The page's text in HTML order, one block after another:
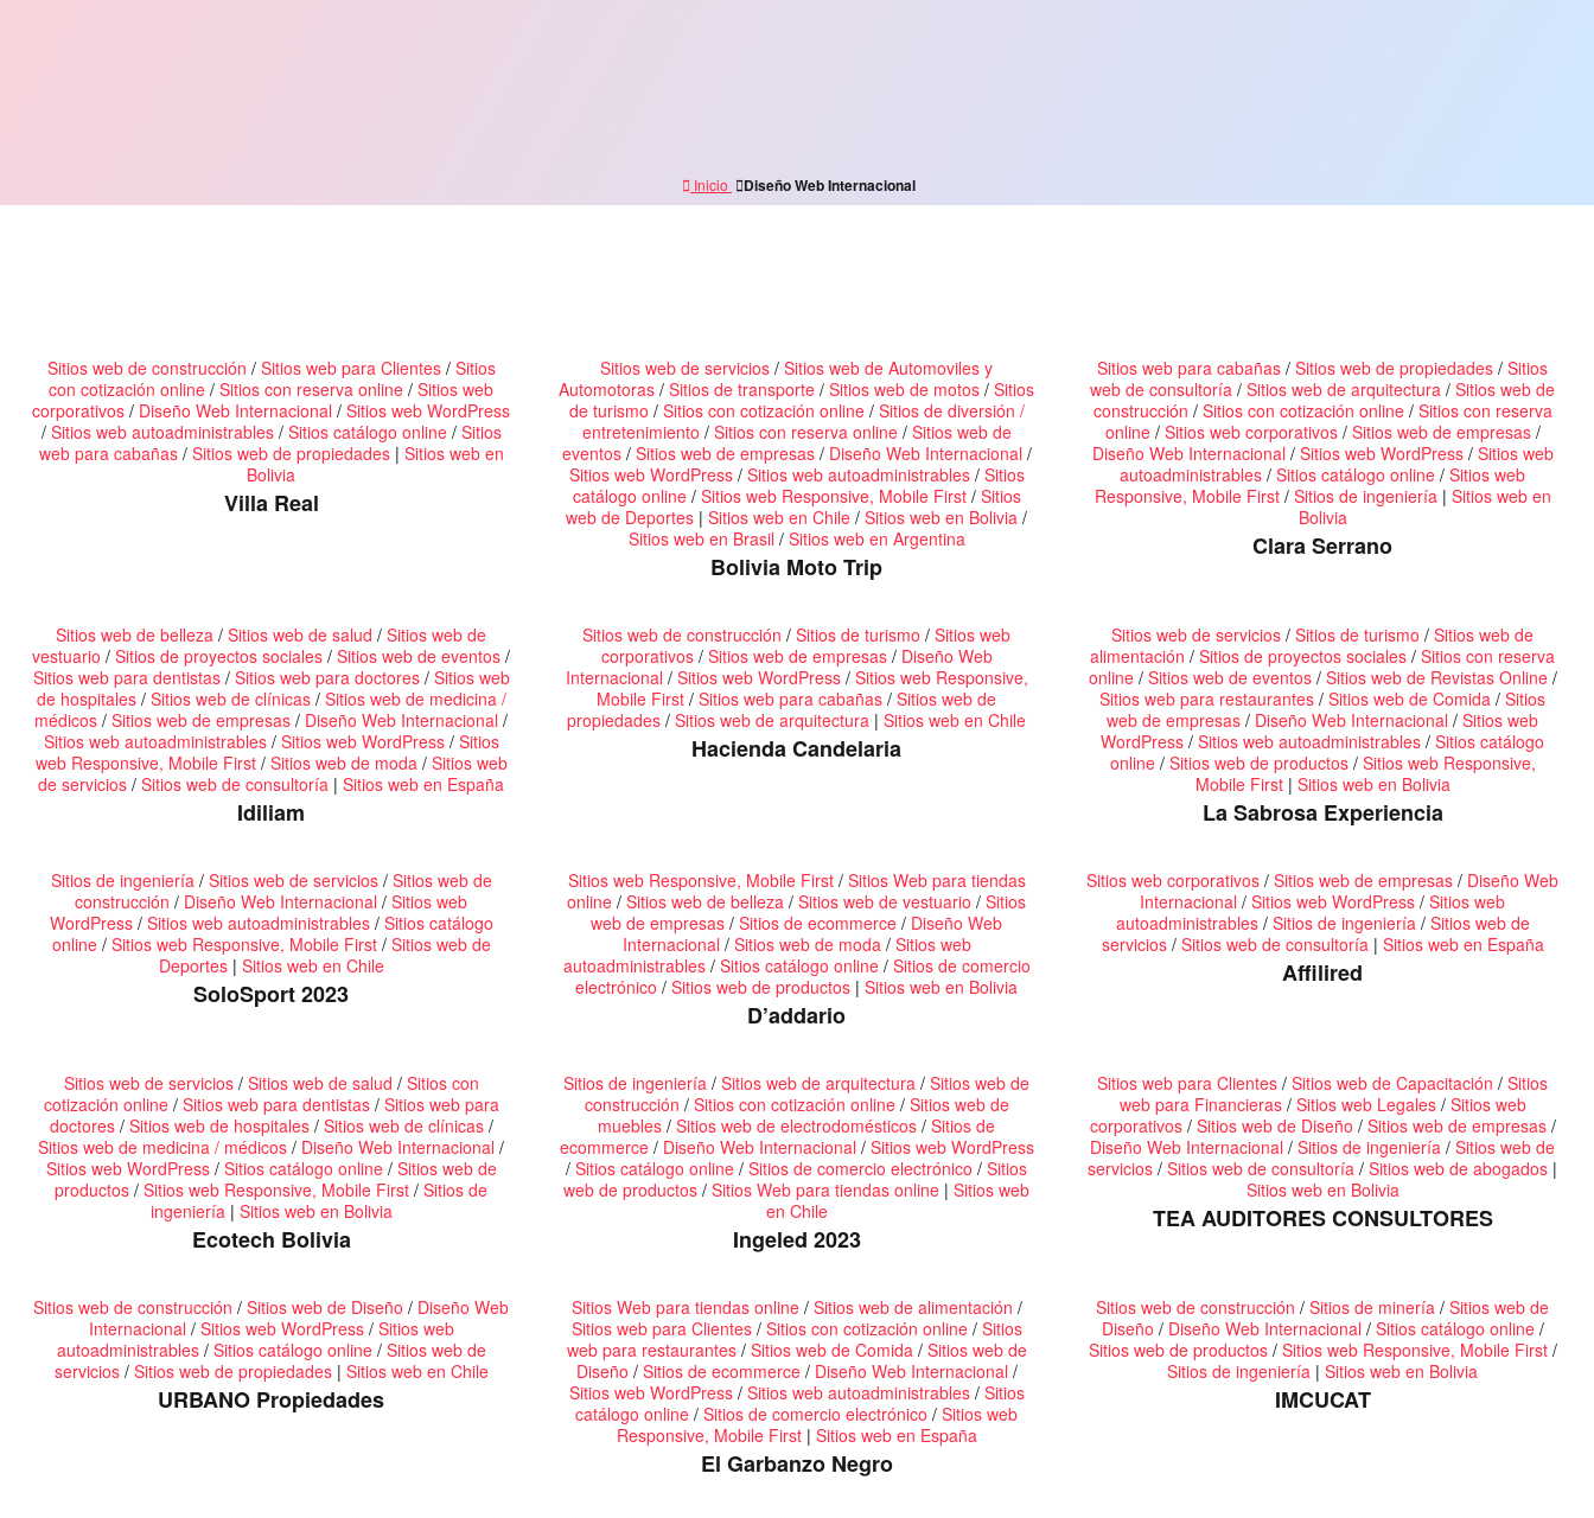
Inicio Diseño Web Internacional
Sitios web de construcción / Sitios web para Clientes/ Sitios
con cotización online /Sitios con reserva online /Sitios web
corporativos / Diseño Web Internacional /Sitios web WordPress
/ Sitios web autoadministrables/ Sitios catálogo online/ Sitios
web para cabañas/ Sitios web de propiedades| Sitios web en
Bolivia
Villa Real
Sitios web de servicios /Sitios web de Automoviles y
Automotoras /Sitios de transporte /Sitios web de motos /Sitios
de turismo / Sitios con cotización online/ Sitios de diversión /
entretenimiento / Sitios con reserva online/ Sitios web de
eventos/ Sitios web de empresas/ Diseño Web Internacional /
Sitios web WordPress/ Sitios web autoadministrables/ Sitios
catálogo online/ Sitios web Responsive, Mobile First/ Sitios
web de Deportes |Sitios web en Chile /Sitios web en Bolivia /
Sitios web en Brasil / Sitios web en Argentina
Bolivia Moto Trip
Sitios web para cabañas /Sitios web de propiedades /Sitios
web de consultoría /Sitios web de arquitectura /Sitios web de
construcción / Sitios con cotización online/ Sitios con reserva
online/ Sitios web corporativos/ Sitios web de empresas/
Diseño Web Internacional / Sitios web WordPress/ Sitios web
autoadministrables /Sitios catálogo online /Sitios web
Responsive, Mobile First/ Sitios de ingeniería| Sitios web en
Bolivia
Clara Serrano
Sitios web de belleza /Sitios web de salud /Sitios web de
vestuario /Sitios de proyectos sociales /Sitios web de eventos /
Sitios web para dentistas/ Sitios web para doctores/ Sitios web
de hospitales/ Sitios web de clínicas/ Sitios web de medicina /
médicos /Sitios web de empresas / Diseño Web Internacional /
Sitios web autoadministrables/ Sitios web WordPress/ Sitios
web Responsive, Mobile First/ Sitios web de moda/ Sitios web
de servicios /Sitios web de consultoría |Sitios web en España
Idiliam
Sitios web de construcción /Sitios de turismo /Sitios web
corporativos/ Sitios web de empresas/ Diseño Web
Internacional / Sitios web WordPress/ Sitios web Responsive,
Mobile First /Sitios web para cabañas /Sitios web de
propiedades /Sitios web de arquitectura |Sitios web en Chile
Hacienda Candelaria
Sitios web de servicios /Sitios de turismo /Sitios web de
alimentación /Sitios de proyectos sociales /Sitios con reserva
online/ Sitios web de eventos/ Sitios web de Revistas Online/
Sitios web para restaurantes /Sitios web de Comida /Sitios
web de empresas / Diseño Web Internacional /Sitios web
WordPress /Sitios web autoadministrables /Sitios catálogo
online/ Sitios web de productos/ Sitios web Responsive,
Mobile First| Sitios web en Bolivia
La Sabrosa Experiencia
Sitios de ingeniería/ Sitios web de servicios/ Sitios web de
construcción / Diseño Web Internacional /Sitios web
WordPress/ Sitios web autoadministrables/ Sitios catálogo
online/ Sitios web Responsive, Mobile First/ Sitios web de
Deportes| Sitios web en Chile
SoloSport 2023
Sitios web Responsive, Mobile First/ Sitios Web para tiendas
online /Sitios web de belleza /Sitios web de vestuario /Sitios
web de empresas /Sitios de ecommerce / Diseño Web
Internacional / Sitios web de moda/ Sitios web
autoadministrables/ Sitios catálogo online/ Sitios de comercio
electrónico /Sitios web de productos |Sitios web en Bolivia
D’addario
Sitios web corporativos /Sitios web de empresas / Diseño Web
Internacional /Sitios web WordPress /Sitios web
autoadministrables/ Sitios de ingeniería/ Sitios web de
servicios/ Sitios web de consultoría| Sitios web en España
Affilired
Sitios web de servicios/ Sitios web de salud / Sitios con
cotización online/ Sitios web para dentistas/ Sitios web para
doctores/ Sitios web de hospitales/ Sitios web de clínicas/
Sitios web de medicina / médicos / Diseño Web Internacional /
Sitios web WordPress/ Sitios catálogo online/ Sitios web de
productos /Sitios web Responsive, Mobile First /Sitios de
ingeniería| Sitios web en Bolivia
Ecotech Bolivia
Sitios de ingeniería /Sitios web de arquitectura /Sitios web de
construcción / Sitios con cotización online/ Sitios web de
muebles /Sitios web de electrodomésticos /Sitios de
ecommerce/ Diseño Web Internacional / Sitios web WordPress
/Sitios catálogo online /Sitios de comercio electrónico /Sitios
web de productos /Sitios Web para tiendas online |Sitios web
en Chile
Ingeled 2023
Sitios web para Clientes /Sitios web de Capacitación /Sitios
web para Financieras/ Sitios web Legales/ Sitios web
corporativos/ Sitios web de Diseño / Sitios web de empresas/
Diseño Web Internacional /Sitios de ingeniería /Sitios web de
servicios /Sitios web de consultoría /Sitios web de abogados |
Sitios web en Bolivia
TEA AUDITORES CONSULTORES
Sitios web de construcción /Sitios web de Diseño / Diseño Web
Internacional / Sitios web WordPress/ Sitios web
autoadministrables/ Sitios catálogo online/ Sitios web de
servicios/ Sitios web de propiedades| Sitios web en Chile
URBANO Propiedades
Sitios Web para tiendas online/ Sitios web de alimentación /
Sitios web para Clientes/ Sitios con cotización online/ Sitios
web para restaurantes/ Sitios web de Comida/ Sitios web de
Diseño / Sitios de ecommerce/ Diseño Web Internacional /
Sitios web WordPress/ Sitios web autoadministrables/ Sitios
catálogo online /Sitios de comercio electrónico /Sitios web
Responsive, Mobile First| Sitios web en España
El Garbanzo Negro
Sitios web de construcción /Sitios de minería /Sitios web de
Diseño / Diseño Web Internacional / Sitios catálogo online/
Sitios web de productos/ Sitios web Responsive, Mobile First/
Sitios de ingeniería |Sitios web en Bolivia
IMCUCAT